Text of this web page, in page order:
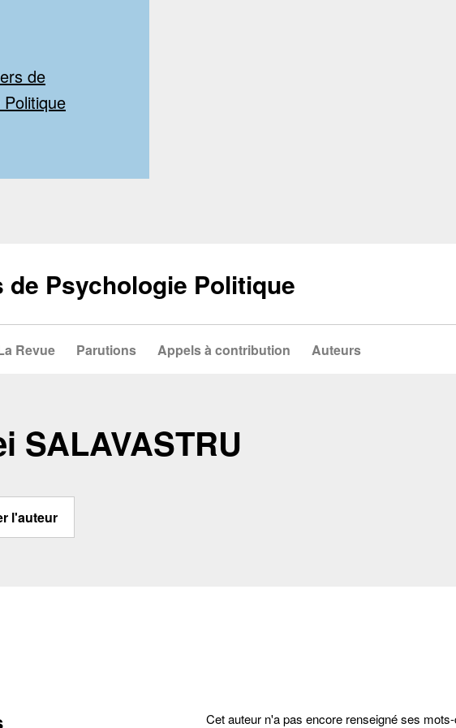
de Psychologie Politique
Revue Parutions Appels à contribution Auteurs
SALAVASTRU
l'auteur
Cet auteur n'a pas encore renseigné ses